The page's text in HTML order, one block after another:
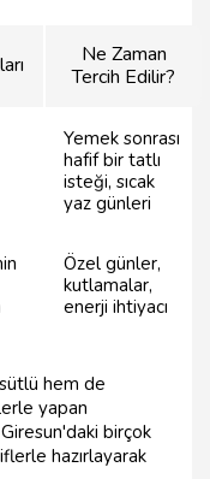
Ne Zaman
Tercih Edilir?
Yemek sonrası
hafif bir tatlı
isteği, sıcak
yaz günleri
Özel günler,
kutlamalar,
enerji ihtiyacı
hem de
yapan
birçok
hazırlayarak